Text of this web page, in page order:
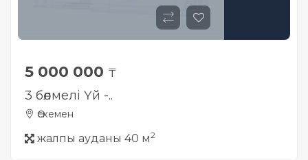
5 000 000 ₸
3 бөлмелі Үй -..
Өскемен
жалпы ауданы 40 м2